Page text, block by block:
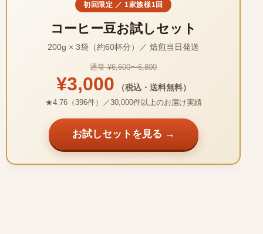
初回限定 ／ 1家族様1回
コーヒー豆お試しセット
200g × 3袋（約60杯分）／ 焙煎当日発送
通常 ¥6,600〜6,800
¥3,000 （税込・送料無料）
★4.76（396件）／30,000件以上のお届け実績
お試しセットを見る →